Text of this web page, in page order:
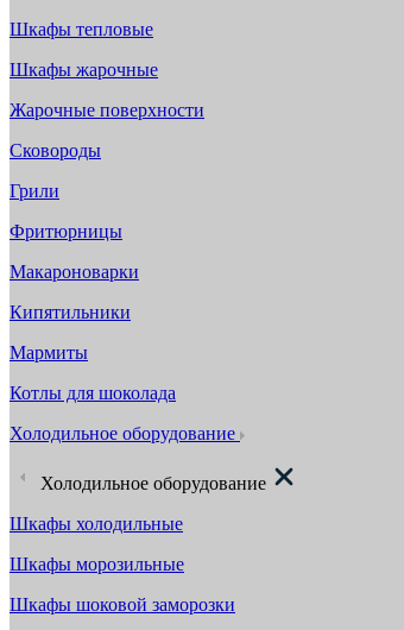
Шкафы тепловые
Шкафы жарочные
Жарочные поверхности
Сковороды
Грили
Фритюрницы
Макароноварки
Кипятильники
Мармиты
Котлы для шоколада
Холодильное оборудование
Холодильное оборудование
Шкафы холодильные
Шкафы морозильные
Шкафы шоковой заморозки